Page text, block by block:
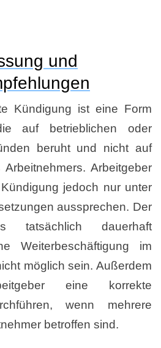
und
Kündigung ist eine Form
auf betrieblichen oder
beruht und nicht auf
Arbeitgeber
jedoch nur unter
aussprechen. Der
tatsächlich dauerhaft
Weiterbeschäftigung im
möglich sein. Außerdem
eine korrekte
wenn mehrere
betroffen sind.